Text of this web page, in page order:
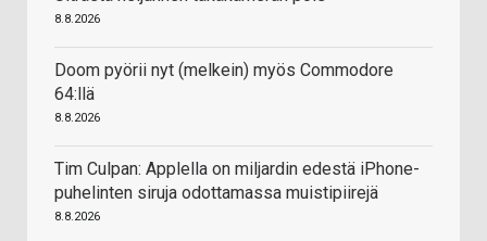
8.8.2026
Doom pyörii nyt (melkein) myös Commodore
64:llä
8.8.2026
Tim Culpan: Applella on miljardin edestä iPhone-
puhelinten siruja odottamassa muistipiirejä
8.8.2026